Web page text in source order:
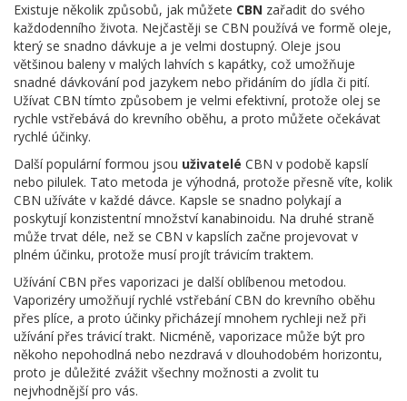
Existuje několik způsobů, jak můžete CBN zařadit do svého
každodenního života. Nejčastěji se CBN používá ve formě oleje,
který se snadno dávkuje a je velmi dostupný. Oleje jsou
většinou baleny v malých lahvích s kapátky, což umožňuje
snadné dávkování pod jazykem nebo přidáním do jídla či pití.
Užívat CBN tímto způsobem je velmi efektivní, protože olej se
rychle vstřebává do krevního oběhu, a proto můžete očekávat
rychlé účinky.
Další populární formou jsou uživatelé CBN v podobě kapslí
nebo pilulek. Tato metoda je výhodná, protože přesně víte, kolik
CBN užíváte v každé dávce. Kapsle se snadno polykají a
poskytují konzistentní množství kanabinoidu. Na druhé straně
může trvat déle, než se CBN v kapslích začne projevovat v
plném účinku, protože musí projít trávicím traktem.
Užívání CBN přes vaporizaci je další oblíbenou metodou.
Vaporizéry umožňují rychlé vstřebání CBN do krevního oběhu
přes plíce, a proto účinky přicházejí mnohem rychleji než při
užívání přes trávicí trakt. Nicméně, vaporizace může být pro
někoho nepohodlná nebo nezdravá v dlouhodobém horizontu,
proto je důležité zvážit všechny možnosti a zvolit tu
nejvhodnější pro vás.